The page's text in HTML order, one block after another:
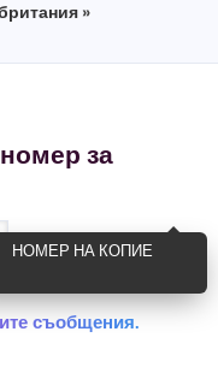
»
за
НОМЕР НА КОПИЕ
съобщения.